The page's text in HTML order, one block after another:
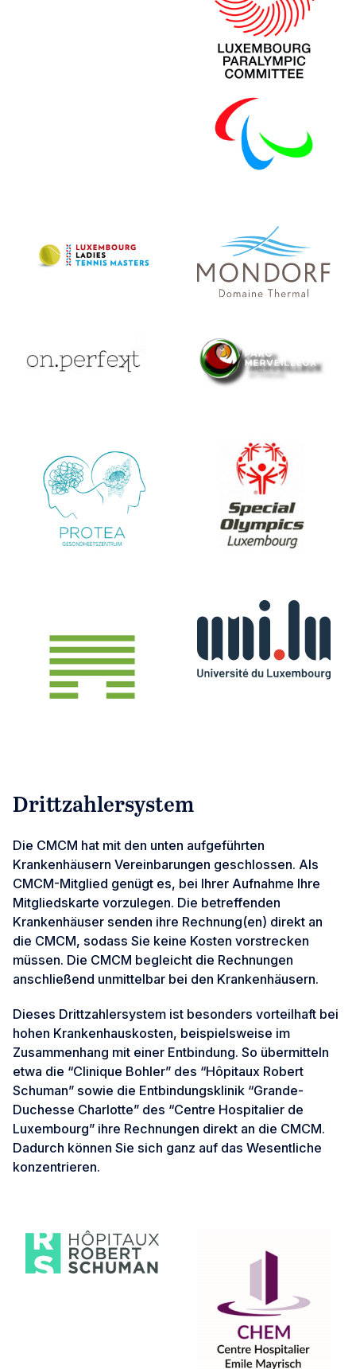
Drittzahlersystem
Die CMCM hat mit den unten aufgeführten
Krankenhäusern Vereinbarungen geschlossen. Als
CMCM-Mitglied genügt es, bei Ihrer Aufnahme Ihre
Mitgliedskarte vorzulegen. Die betreffenden
Krankenhäuser senden ihre Rechnung(en) direkt an
die CMCM, sodass Sie keine Kosten vorstrecken
müssen. Die CMCM begleicht die Rechnungen
anschließend unmittelbar bei den Krankenhäusern.
Dieses Drittzahlersystem ist besonders vorteilhaft bei
hohen Krankenhauskosten, beispielsweise im
Zusammenhang mit einer Entbindung. So übermitteln
etwa die “Clinique Bohler” des “Hôpitaux Robert
Schuman” sowie die Entbindungsklinik “Grande-
Duchesse Charlotte” des “Centre Hospitalier de
Luxembourg” ihre Rechnungen direkt an die CMCM.
Dadurch können Sie sich ganz auf das Wesentliche
konzentrieren.